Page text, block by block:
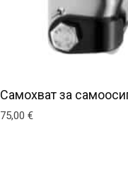
Самохват за
75,00€